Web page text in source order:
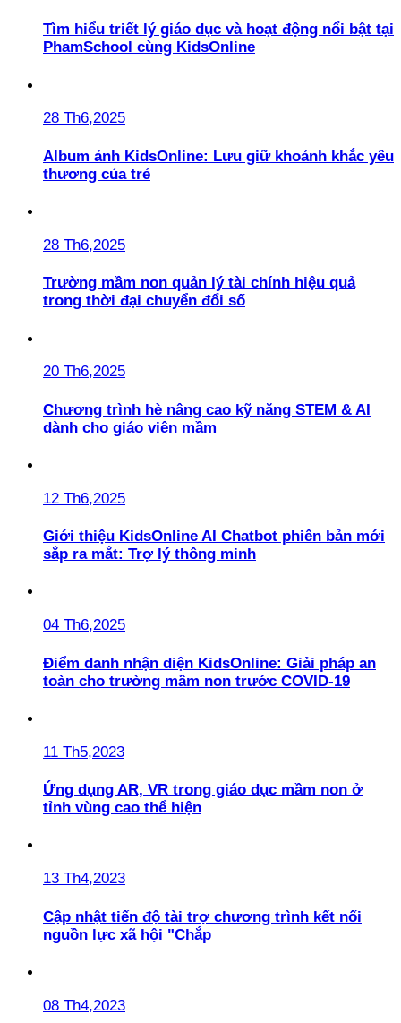
Tìm hiểu triết lý giáo dục và hoạt động nổi bật tại
PhamSchool cùng KidsOnline
28 Th6,2025
Album ảnh KidsOnline: Lưu giữ khoảnh khắc yêu
thương của trẻ
28 Th6,2025
Trường mầm non quản lý tài chính hiệu quả
trong thời đại chuyển đổi số
20 Th6,2025
Chương trình hè nâng cao kỹ năng STEM & AI
dành cho giáo viên mầm
12 Th6,2025
Giới thiệu KidsOnline AI Chatbot phiên bản mới
sắp ra mắt: Trợ lý thông minh
04 Th6,2025
Điểm danh nhận diện KidsOnline: Giải pháp an
toàn cho trường mầm non trước COVID-19
11 Th5,2023
Ứng dụng AR, VR trong giáo dục mầm non ở
tỉnh vùng cao thể hiện
13 Th4,2023
Cập nhật tiến độ tài trợ chương trình kết nối
nguồn lực xã hội "Chắp
08 Th4,2023